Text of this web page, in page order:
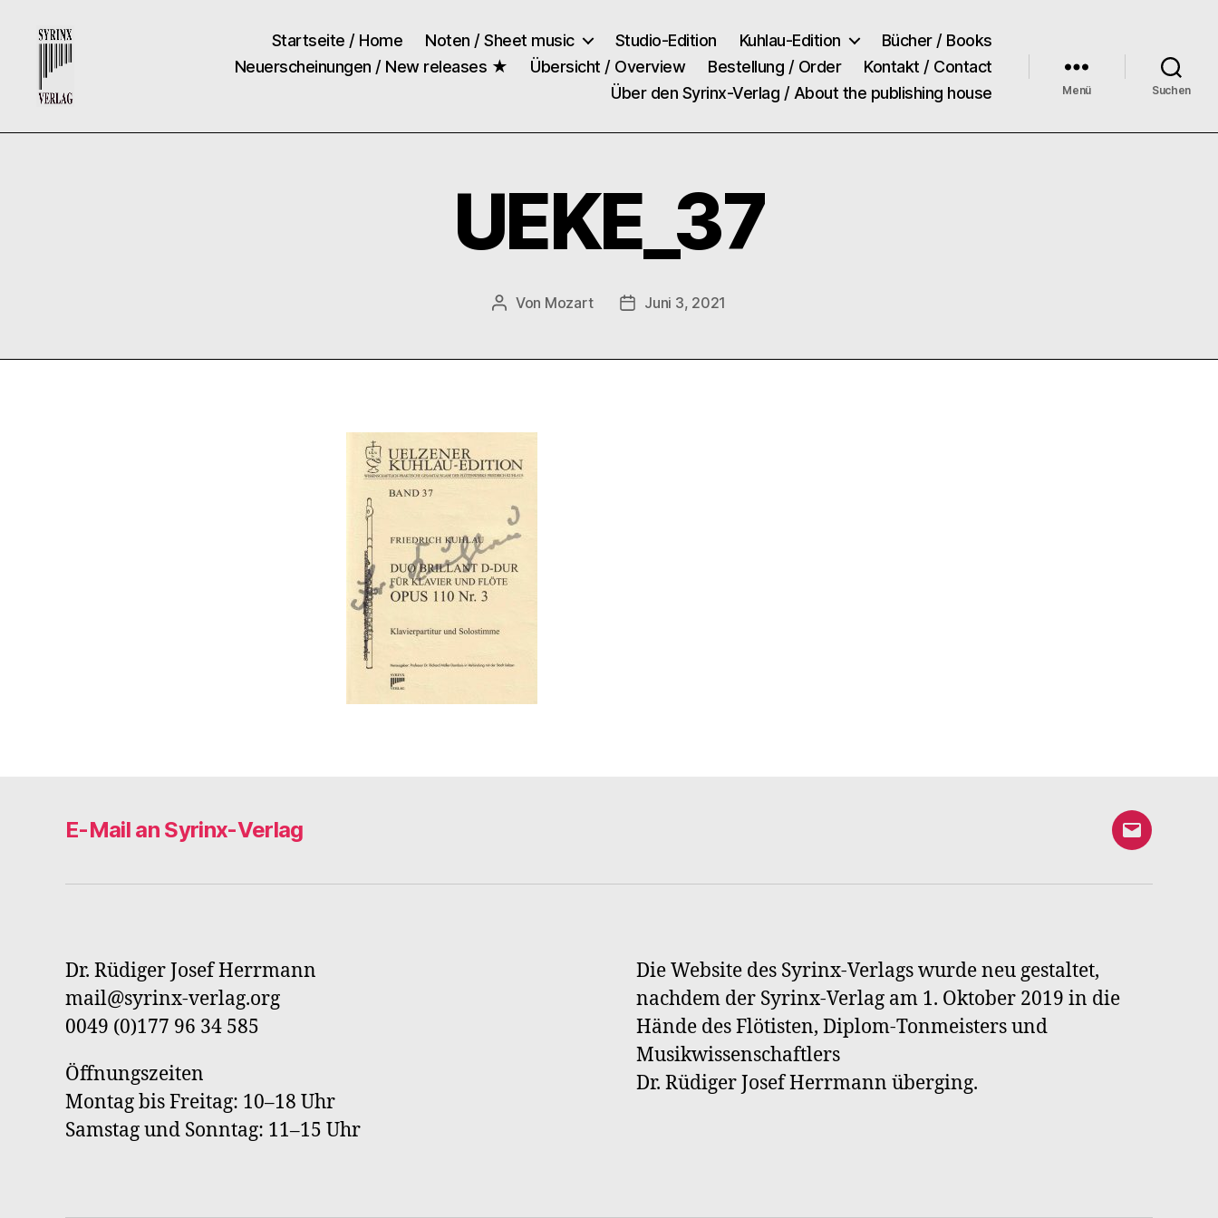
Verlag
Startseite / Home Noten / Sheet music Studio-Edition Kuhlau-Edition
Bücher / Books
Neuerscheinungen / New releases ★
Übersicht / Overview Bestellung / Order
Kontakt / Contact
Über den Syrinx-Verlag / About the publishing house
Menü Suchen
UEKE_37
Beitragsautor
Von Mozart Veröffentlichungsdatum
Juni 3, 2021
E-Mail an Syrinx-Verlag
E-
an
Dr. Rüdiger Josef Herrmann
mail@syrinx-verlag.org
0049 (0)177 96 34 585
Öffnungszeiten
Montag bis Freitag: 10–18 Uhr
Samstag und Sonntag: 11–15 Uhr
Die Website des Syrinx-Verlags wurde neu gestaltet,
nachdem der Syrinx-Verlag am 1. Oktober 2019 in die
Hände des Flötisten, Diplom-Tonmeisters und
Musikwissenschaftlers
Dr. Rüdiger Josef Herrmann überging.